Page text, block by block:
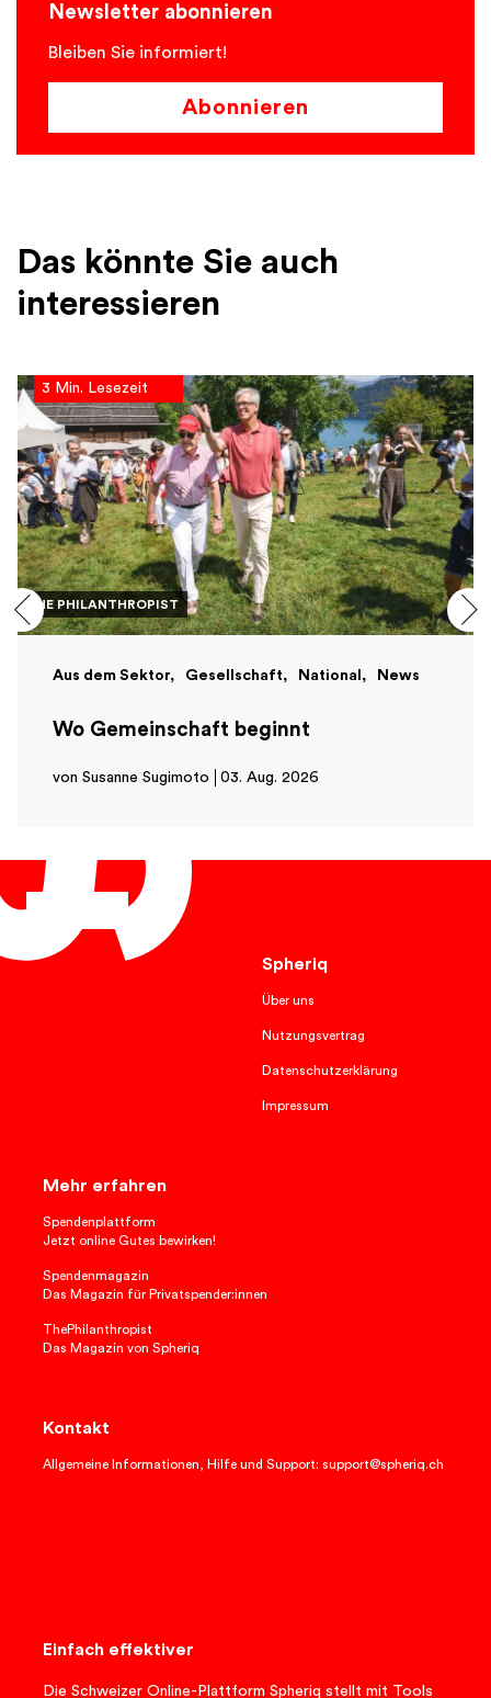
Newsletter abonnieren
Bleiben Sie informiert!
Abonnieren
Das könnte Sie auch
interessieren
THE PHILANTHROPIST
3 Min. Lesezeit
Aus dem Sektor Gesellschaft National News
Wo Gemeinschaft beginnt
von Susanne Sugimoto 03. Aug. 2026
Spheriq
Über uns
Nutzungsvertrag
Datenschutzerklärung
Impressum
Mehr erfahren
Spendenplattform
Jetzt online Gutes bewirken!
Spendenmagazin
Das Magazin für Privatspender:innen
ThePhilanthropist
Das Magazin von Spheriq
Kontakt
Allgemeine Informationen, Hilfe und Support: support@spheriq.ch
Einfach effektiver
Die Schweizer Online-Plattform Spheriq stellt mit Tools